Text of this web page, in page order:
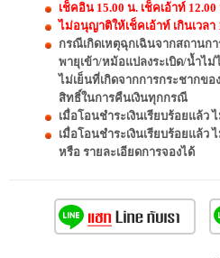
เช็คอิน 15.00 น. เช็คเอ้าท์ 12.00
ไม่อนุญาติให้เช็คเอ้าท์ เกินเวลา
กรณีเกิดเหตุฉุกเฉินจากสถาน
พายุเข้า/หม้อแปลงระเบิด/น้ำไ
ไม่เย็นที่เกิดจากการกระชากข
สิทธิ์ในการคืนเงินทุกกรณี
เมื่อโอนชำระเงินเรียบร้อยแล้ว
เมื่อโอนชำระเงินเรียบร้อยแล้ว
หรือ รายละเอียดการจองได้